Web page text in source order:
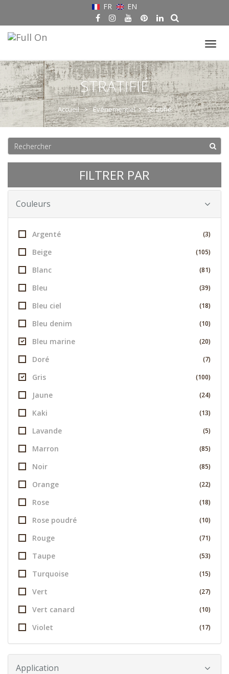
FR EN
STRATIFIÉ
Accueil Événementiel Stratifié
FILTRER PAR
Couleurs
Argenté (3)
Beige (105)
Blanc (81)
Bleu (39)
Bleu ciel (18)
Bleu denim (10)
Bleu marine (20)
Doré (7)
Gris (100)
Jaune (24)
Kaki (13)
Lavande (5)
Marron (85)
Noir (85)
Orange (22)
Rose (18)
Rose poudré (10)
Rouge (71)
Taupe (53)
Turquoise (15)
Vert (27)
Vert canard (10)
Violet (17)
Application